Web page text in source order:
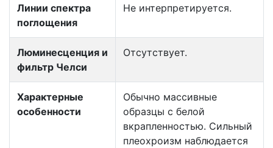
Линии спектра
поглощения
Не интерпретируется.
Люминесценция и
фильтр Челси
Отсутствует.
Характерные
особенности
Обычно массивные
образцы с белой
вкрапленностью. Сильный
плеохроизм наблюдается